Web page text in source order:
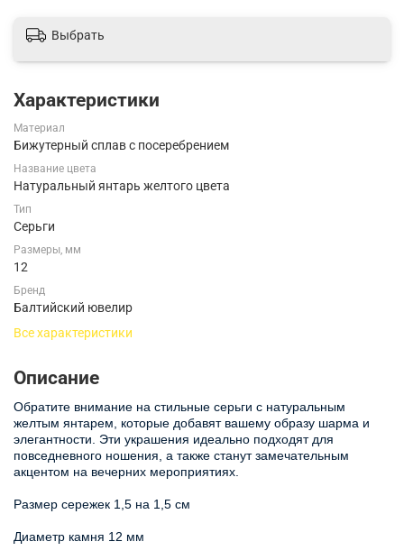
Выбрать
Характеристики
Материал
Бижутерный сплав с посеребрением
Название цвета
Натуральный янтарь желтого цвета
Тип
Серьги
Размеры, мм
12
Бренд
Балтийский ювелир
Все характеристики
Описание
Обратите внимание на стильные серьги с натуральным
желтым янтарем, которые добавят вашему образу шарма и
элегантности. Эти украшения идеально подходят для
повседневного ношения, а также станут замечательным
акцентом на вечерних мероприятиях.
Размер сережек 1,5 на 1,5 см
Диаметр камня 12 мм